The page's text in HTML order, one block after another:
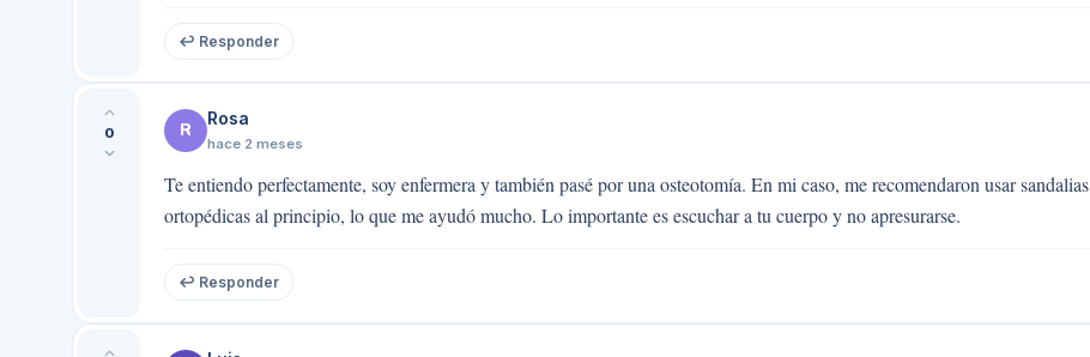
↩ Responder
0 R
Rosa
hace 2 meses
Te entiendo perfectamente, soy enfermera y también pasé por una osteotomía. En mi caso, me recomendaron usar sandalias
ortopédicas al principio, lo que me ayudó mucho. Lo importante es escuchar a tu cuerpo y no apresurarse.
↩ Responder